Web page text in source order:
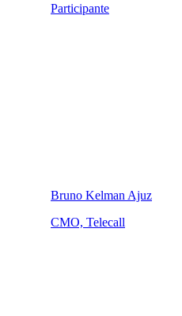
Participante
Bruno Kelman Ajuz
CMO, Telecall